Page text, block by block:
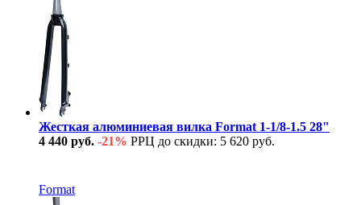
Жесткая алюминиевая вилка Format 1-1/8-1.5 28"
4 440 руб. -21% РРЦ до скидки: 5 620 руб.
Format